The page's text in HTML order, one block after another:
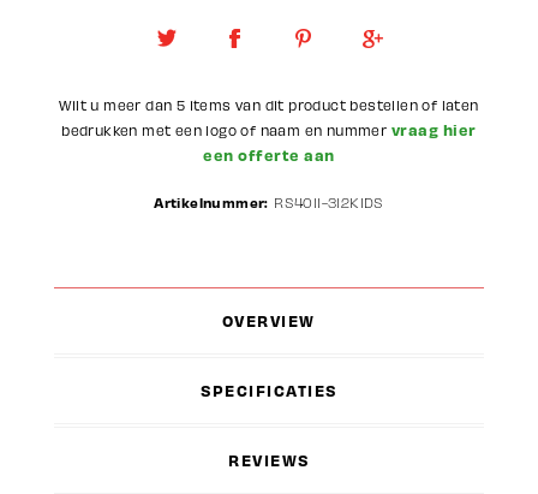
Wilt u meer dan 5 items van dit product bestellen of laten
bedrukken met een logo of naam en nummer vraag hier
een offerte aan
Artikelnummer: RS4011-312KIDS
OVERVIEW
SPECIFICATIES
REVIEWS